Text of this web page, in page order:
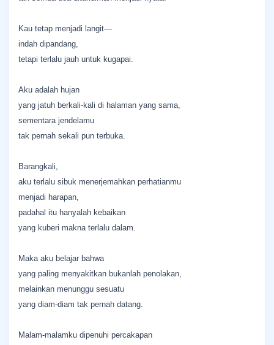
Kau tetap menjadi langit—
indah dipandang,
tetapi terlalu jauh untuk kugapai.
Aku adalah hujan
yang jatuh berkali-kali di halaman yang sama,
sementara jendelamu
tak pernah sekali pun terbuka.
Barangkali,
aku terlalu sibuk menerjemahkan perhatianmu
menjadi harapan,
padahal itu hanyalah kebaikan
yang kuberi makna terlalu dalam.
Maka aku belajar bahwa
yang paling menyakitkan bukanlah penolakan,
melainkan menunggu sesuatu
yang diam-diam tak pernah datang.
Malam-malamku dipenuhi percakapan